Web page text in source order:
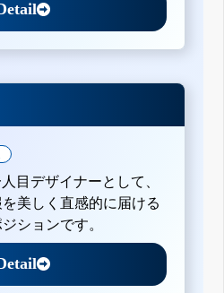
目デザイナーとして、
美しく直感的に届ける
ションです。